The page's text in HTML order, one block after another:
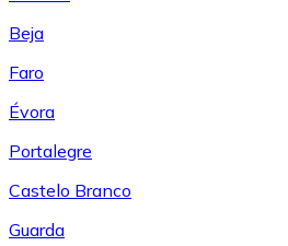
Beja
Faro
Évora
Portalegre
Castelo Branco
Guarda